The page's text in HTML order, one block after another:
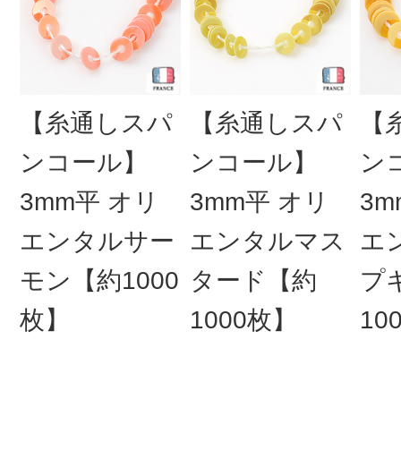
【糸通しスパ
ンコール】
3mm平 オリ
エンタルサー
モン【約1000
枚】
【糸通しスパ
ンコール】
3mm平 オリ
エンタルマス
タード【約
1000枚】
ン
エ
プ